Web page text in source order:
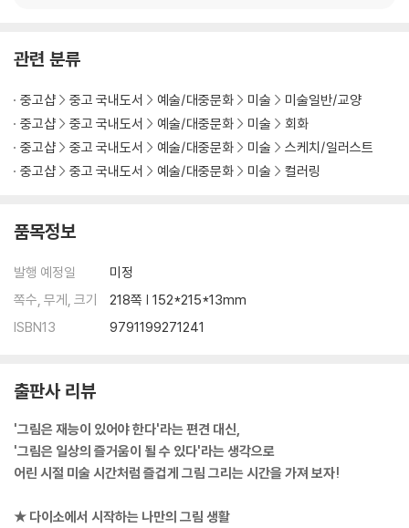
[06 워터 브러시로 수채화 그리기] · 146
워터 브러시 사용해 보기 · 148
다양한 풍경 표현해 보기 · 152
여름 낮 하늘 풍경 · 163
저녁 노을 풍경 · 169
노을을 머금은 하늘 · 174
구름으로 뒤덮인 하늘 · 183
별이 촘촘한 그러데이션 밤하늘 · 195
6가지 색으로 완성한 자연 풍경 · 203
관련 분류
중고샵 중고 국내도서 예술/대중문화 미술
미술일반/교양
중고샵
중고 국내도서 예술/대중문화 미술
회화
중고샵
중고 국내도서 예술/대중문화 미술
스케치/일러스트
중고샵
중고 국내도서 예술/대중문화 미술 컬러링
품목정보
발행 예정일
미정
쪽수, 무게, 크기
218쪽 | 152*215*13mm
ISBN13
9791199271241
출판사 리뷰
'그림은 재능이 있어야 한다'라는 편견 대신,
'그림은 일상의 즐거움이 될 수 있다'라는 생각으로
어린 시절 미술 시간처럼 즐겁게 그림 그리는 시간을 가져 보자!
★ 다이소에서 시작하는 나만의 그림 생활